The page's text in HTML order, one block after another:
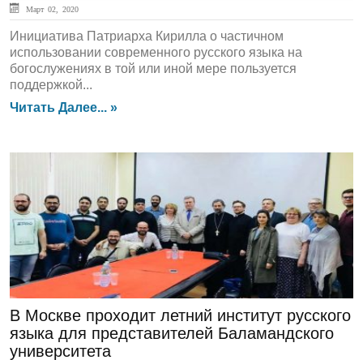
Март 02, 2020
Инициатива Патриарха Кирилла о частичном
использовании современного русского языка на
богослужениях в той или иной мере пользуется
поддержкой...
Читать Далее... »
ЛЕНТА НОВОСТЕЙ
В Москве проходит летний институт русского
языка для представителей Баламандского
университета